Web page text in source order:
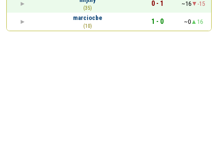
(35)
0 - 1 ~16
-15
marciocbe
(10)
1 - 0 ~0 16